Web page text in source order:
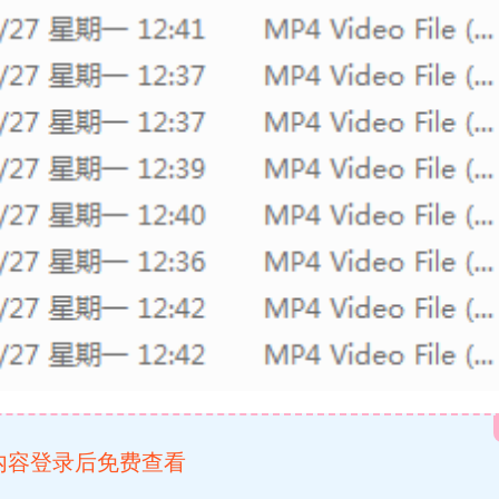
容登录后免费查看